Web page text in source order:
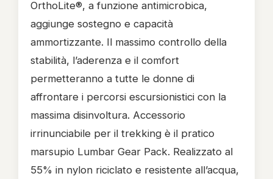
OrthoLite®, a funzione antimicrobica,
aggiunge sostegno e capacità
ammortizzante. Il massimo controllo della
stabilità, l’aderenza e il comfort
permetteranno a tutte le donne di
affrontare i percorsi escursionistici con la
massima disinvoltura. Accessorio
irrinunciabile per il trekking è il pratico
marsupio Lumbar Gear Pack. Realizzato al
55% in nylon riciclato e resistente all’acqua,